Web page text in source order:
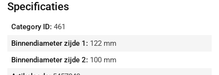
Specificaties
Category ID: 461
Binnendiameter zijde 1: 122 mm
Binnendiameter zijde 2: 100 mm